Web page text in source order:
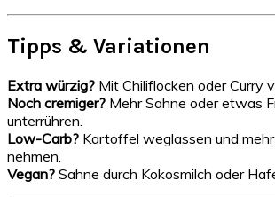
Tipps & Variationen
Extra würzig? Mit Chiliflocken oder Curry
Noch cremiger? Mehr Sahne oder etwas
unterrühren.
Low-Carb? Kartoffel weglassen und
nehmen.
Vegan? Sahne durch Kokosmilch oder